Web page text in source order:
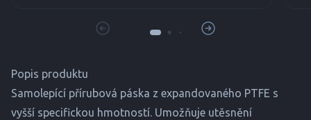
Popis produktu
Samolepící přírubová páska z expandovaného PTFE s
vyšší specifickou hmotností. Umožňuje utěsnění